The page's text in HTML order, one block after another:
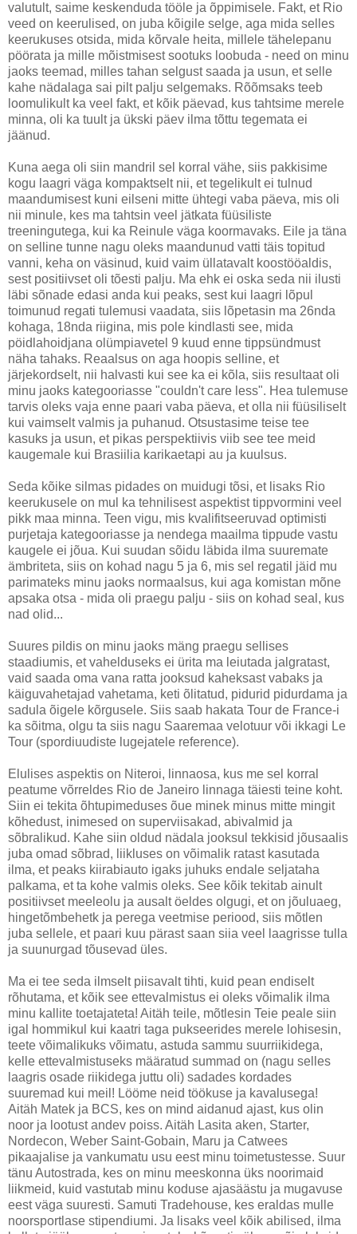
valutult, saime keskenduda tööle ja õppimisele. Fakt, et Rio
veed on keerulised, on juba kõigile selge, aga mida selles
keerukuses otsida, mida kõrvale heita, millele tähelepanu
pöörata ja mille mõistmisest sootuks loobuda - need on minu
jaoks teemad, milles tahan selgust saada ja usun, et selle
kahe nädalaga sai pilt palju selgemaks. Rõõmsaks teeb
loomulikult ka veel fakt, et kõik päevad, kus tahtsime merele
minna, oli ka tuult ja ükski päev ilma tõttu tegemata ei
jäänud.
Kuna aega oli siin mandril sel korral vähe, siis pakkisime
kogu laagri väga kompaktselt nii, et tegelikult ei tulnud
maandumisest kuni eilseni mitte ühtegi vaba päeva, mis oli
nii minule, kes ma tahtsin veel jätkata füüsiliste
treeningutega, kui ka Reinule väga koormavaks. Eile ja täna
on selline tunne nagu oleks maandunud vatti täis topitud
vanni, keha on väsinud, kuid vaim üllatavalt koostööaldis,
sest positiivset oli tõesti palju. Ma ehk ei oska seda nii ilusti
läbi sõnade edasi anda kui peaks, sest kui laagri lõpul
toimunud regati tulemusi vaadata, siis lõpetasin ma 26nda
kohaga, 18nda riigina, mis pole kindlasti see, mida
pöidlahoidjana olümpiavetel 9 kuud enne tippsündmust
näha tahaks. Reaalsus on aga hoopis selline, et
järjekordselt, nii halvasti kui see ka ei kõla, siis resultaat oli
minu jaoks kategooriasse "couldn't care less". Hea tulemuse
tarvis oleks vaja enne paari vaba päeva, et olla nii füüsiliselt
kui vaimselt valmis ja puhanud. Otsustasime teise tee
kasuks ja usun, et pikas perspektiivis viib see tee meid
kaugemale kui Brasiilia karikaetapi au ja kuulsus.
Seda kõike silmas pidades on muidugi tõsi, et lisaks Rio
keerukusele on mul ka tehnilisest aspektist tippvormini veel
pikk maa minna. Teen vigu, mis kvalifitseeruvad optimisti
purjetaja kategooriasse ja nendega maailma tippude vastu
kaugele ei jõua. Kui suudan sõidu läbida ilma suuremate
ämbriteta, siis on kohad nagu 5 ja 6, mis sel regatil jäid mu
parimateks minu jaoks normaalsus, kui aga komistan mõne
apsaka otsa - mida oli praegu palju - siis on kohad seal, kus
nad olid...
Suures pildis on minu jaoks mäng praegu sellises
staadiumis, et vahelduseks ei ürita ma leiutada jalgratast,
vaid saada oma vana ratta jooksud kaheksast vabaks ja
käiguvahetajad vahetama, keti õlitatud, pidurid pidurdama ja
sadula õigele kõrgusele. Siis saab hakata Tour de France-i
ka sõitma, olgu ta siis nagu Saaremaa velotuur või ikkagi Le
Tour (spordiuudiste lugejatele reference).
Elulises aspektis on Niteroi, linnaosa, kus me sel korral
peatume võrreldes Rio de Janeiro linnaga täiesti teine koht.
Siin ei tekita õhtupimeduses õue minek minus mitte mingit
kõhedust, inimesed on superviisakad, abivalmid ja
sõbralikud. Kahe siin oldud nädala jooksul tekkisid jõusaalis
juba omad sõbrad, liikluses on võimalik ratast kasutada
ilma, et peaks kiirabiauto igaks juhuks endale seljataha
palkama, et ta kohe valmis oleks. See kõik tekitab ainult
positiivset meeleolu ja ausalt öeldes olgugi, et on jõuluaeg,
hingetõmbehetk ja perega veetmise periood, siis mõtlen
juba sellele, et paari kuu pärast saan siia veel laagrisse tulla
ja suunurgad tõusevad üles.
Ma ei tee seda ilmselt piisavalt tihti, kuid pean endiselt
rõhutama, et kõik see ettevalmistus ei oleks võimalik ilma
minu kallite toetajateta! Aitäh teile, mõtlesin Teie peale siin
igal hommikul kui kaatri taga pukseerides merele lohisesin,
teete võimalikuks võimatu, astuda sammu suurriikidega,
kelle ettevalmistuseks määratud summad on (nagu selles
laagris osade riikidega juttu oli) sadades kordades
suuremad kui meil! Lööme neid töökuse ja kavalusega!
Aitäh Matek ja BCS, kes on mind aidanud ajast, kus olin
noor ja lootust andev poiss. Aitäh Lasita aken, Starter,
Nordecon, Weber Saint-Gobain, Maru ja Catwees
pikaajalise ja vankumatu usu eest minu toimetustesse. Suur
tänu Autostrada, kes on minu meeskonna üks noorimaid
liikmeid, kuid vastutab minu koduse ajasäästu ja mugavuse
eest väga suuresti. Samuti Tradehouse, kes eraldas mulle
noorsportlase stipendiumi. Ja lisaks veel kõik abilised, ilma